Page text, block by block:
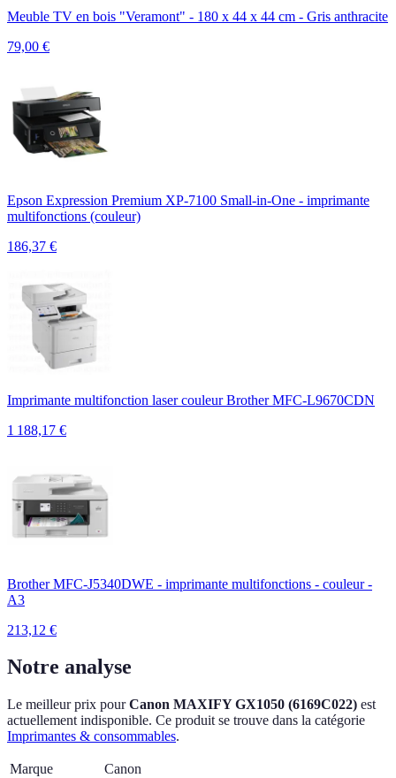
Meuble TV en bois "Veramont" - 180 x 44 x 44 cm - Gris anthracite
79,00 €
Epson Expression Premium XP-7100 Small-in-One - imprimante
multifonctions (couleur)
186,37 €
Imprimante multifonction laser couleur Brother MFC-L9670CDN
1 188,17 €
Brother MFC-J5340DWE - imprimante multifonctions - couleur -
A3
213,12 €
Notre analyse
Le meilleur prix pourCanon MAXIFY GX1050 (6169C022) est
actuellement indisponible. Ce produit se trouve dans la catégorie
Imprimantes & consommables.
Marque
Canon